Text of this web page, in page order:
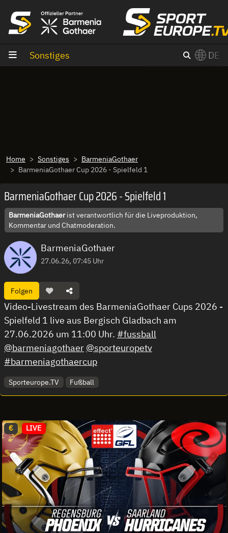
Sonstiges DE
Home Sonstiges
BarmeniaGothaer
BarmeniaGothaer Cup 2026 - Spielfeld 1
BarmeniaGothaer Cup 2026 - Spielfeld 1
BarmeniaGothaerist verantwortlich für die Liveproduktion,
Kommentar und Chatmoderation.
BarmeniaGothaer
27.06.26, 07:45 Uhr
Folgen
Video-Livestream des BarmeniaGothaer Cups 2026 -
Spielfeld 1 live aus Bergisch Gladbach am
27.06.2026 um 11:00 Uhr. #fussball
@barmeniagothaer @sporteuropetv
#barmeniagothaercup
Sporteurope.TV Fußball
€ LIVE